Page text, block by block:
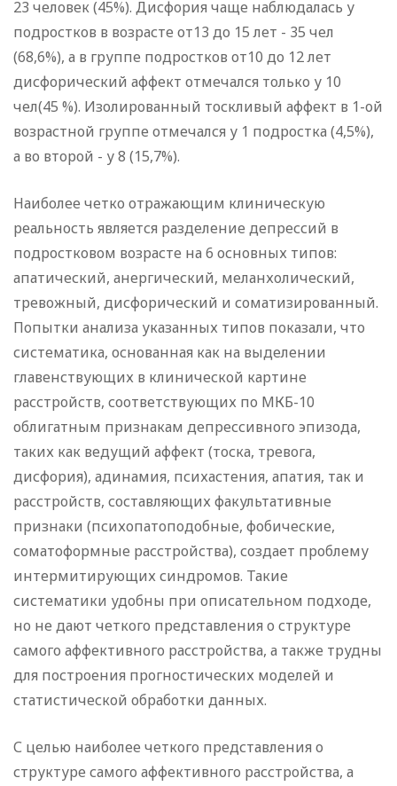
23 человек (45%). Дисфория чаще наблюдалась у
подростков в возрасте от13 до 15 лет - 35 чел
(68,6%), а в группе подростков от10 до 12 лет
дисфорический аффект отмечался только у 10
чел(45 %). Изолированный тоскливый аффект в 1-ой
возрастной группе отмечался у 1 подростка (4,5%),
а во второй - у 8 (15,7%).
Наиболее четко отражающим клиническую
реальность является разделение депрессий в
подростковом возрасте на 6 основных типов:
апатический, анергический, меланхолический,
тревожный, дисфорический и соматизированный.
Попытки анализа указанных типов показали, что
систематика, основанная как на выделении
главенствующих в клинической картине
расстройств, соответствующих по МКБ-10
облигатным признакам депрессивного эпизода,
таких как ведущий аффект (тоска, тревога,
дисфория), адинамия, психастения, апатия, так и
расстройств, составляющих факультативные
признаки (психопатоподобные, фобические,
соматоформные расстройства), создает проблему
интермитирующих синдромов. Такие
систематики удобны при описательном подходе,
но не дают четкого представления о структуре
самого аффективного расстройства, а также трудны
для построения прогностических моделей и
статистической обработки данных.
С целью наиболее четкого представления о
структуре самого аффективного расстройства, а